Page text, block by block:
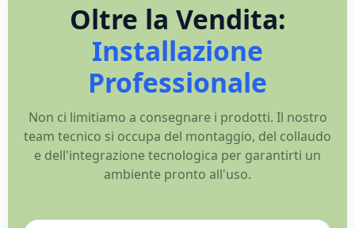
Oltre la Vendita:
Installazione
Professionale
Non ci limitiamo a consegnare i prodotti. Il nostro
team tecnico si occupa del montaggio, del collaudo
e dell'integrazione tecnologica per garantirti un
ambiente pronto all'uso.